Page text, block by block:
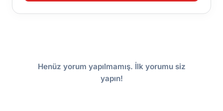
Henüz yorum yapılmamış. İlk yorumu siz
yapın!